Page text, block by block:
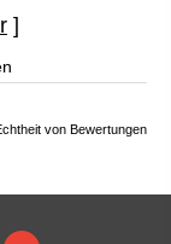
]
von Bewertungen